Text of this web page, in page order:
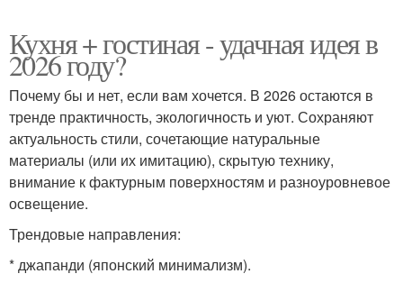
Кухня + гостиная - удачная идея в
2026 году?
Почему бы и нет, если вам хочется. В 2026 остаются в
тренде практичность, экологичность и уют. Сохраняют
актуальность стили, сочетающие натуральные
материалы (или их имитацию), скрытую технику,
внимание к фактурным поверхностям и разноуровневое
освещение.
Трендовые направления:
* джапанди (японский минимализм).